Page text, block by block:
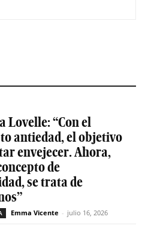
Lovelle: “Con el
antiedad, el objetivo
envejecer. Ahora,
de
se trata de
Emma Vicente - julio 16, 2026